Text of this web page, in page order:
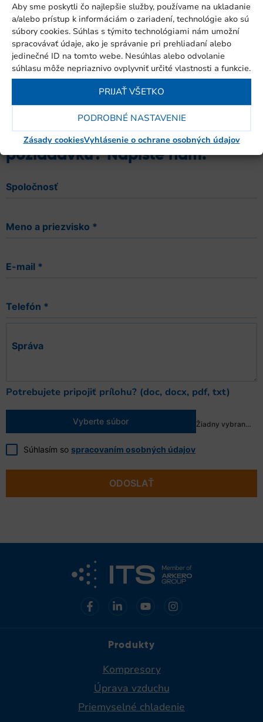
Aby sme poskytli čo najlepšie služby, používame na ukladanie
a/alebo prístup k informáciám o zariadení, technológie ako sú
súbory cookies. Súhlas s týmito technológiami nám umožní
spracovávať údaje, ako je správanie pri prehliadaní alebo
jedinečné ID na tomto webe. Nesúhlas alebo odvolanie
súhlasu môže nepriaznivo ovplyvniť určité vlastnosti a funkcie.
PRIJAŤ VŠETKO
PODROBNÉ NASTAVENIE
Zásady cookiesVyhlásenie o ochrane osobných údajov
Pre nášho klienta sme implementovali moderný
kompresor Ingersoll Rand s integráciou systému HELIX,
aby sme zabezpečili efektívnu prevádzku a dlhodobú
životnosť. Naše riešenie poskytuje bezkonkurenčnú 5-
ročnú záruku a optimalizované výrobné procesy.
Máte otázku alebo konkrétnu
požiadavku? Napíšte nám.
Spoločnosť
Meno a priezvisko *
E-mail *
Telefón *
Správa
Potrebujete pripojiť prílohu? (doc, docx, pdf, txt)
Vyberte súbor Žiadny vybraný súbor
Súhlasím so spracovaním osobných údajov
ODOSLAŤ
Produkty
Kompresory
Úprava vzduchu
Priemyselné chladenie​